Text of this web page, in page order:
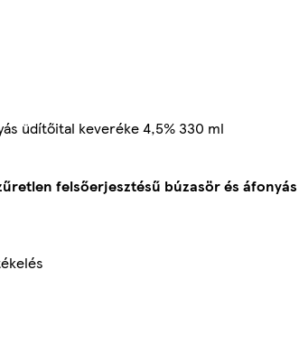
üdítőital keveréke 4,5% 330 ml
felsőerjesztésű búzasör és